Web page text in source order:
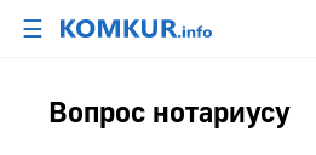
☰
Вопрос нотариусу